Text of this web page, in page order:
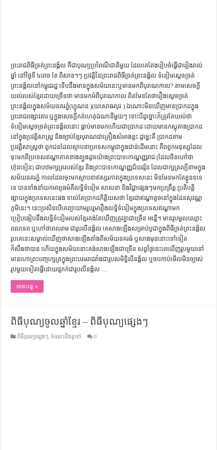
ព្រះរាជពិធីច្រត់ព្រះនង្គ័ល គឺ​ជា​បុណ្យ​ប្រពៃណី​ជាតិ​មួយ ដែល​គេ​តែង​រៀប​ចំ​ធ្វើ​ជា​រៀងរាល់​
ឆ្នាំ នៅ​ថ្ងៃ​ទី ៤រោច ខែ ពិសាខ។ៗ ប្រវត្តិនៃព្រះរាជពិធីច្រត់ព្រះនង្គ័ល ទំនៀមស្ដេចច្រត់
ព្រះនង្គ័លនៅកម្ពុជរដ្ឋ ទើបនឹងមានក្នុងសម័យនេះឬមានមកពីបុរាណកាល? តាមសេចក្ដី
យល់របស់ខ្មែរដោយច្រើនថា មានមកអំពីបុរាណកាល ពិតមែនតែថារឿងស្ដេចច្រត់
ព្រះនង្គ័លក្នុងសម័យនគរភ្នំ(ហ្វូណន )(យសោធរបុរៈ) ឯណោះមិនឃើញមានប្រាកដក្នុង
ព្រះរាជពង្សាវតារ ឬក្នុងសេចក្ដីកត់ហេតុឯណានីមួយៗ ទោះបីដូច្នោះក៏ត្រូវតែយល់ថា
ទំនៀមស្ដេចច្រត់ព្រះនង្គ័លនោះ ធ្លាប់មានមកហើយជាប្រាកដ ដោយមានភស្តុតាងប្រាកដ
នៅក្នុងប្រវត្តិសាស្ត្រ និងច្បាប់ខ្មែរបុរាណជាគ្រឿងសំអាងខ្លះ ដូច្នេះគឺ ប្រាកដតាម
ប្រវត្តិសាស្ត្រថា ពួកជនដែលស្ថាបនាប្រទេសកម្ពុជាក្នុងជាន់ដើមនោះ គឺពពួកមនុស្សដែល
ចុះមកពីប្រទេសឥណ្ឌាភាគខាងត្បូងដូចយ៉ាងព្រះបាទកោណ្ឌញ្ញរាជ (ដែលចិនហៅថា
ហ៊ុនទៀន) ជាបឋមក្សត្ររបស់ខ្មែរ និងព្រះបាទកោណ្ឌញ្ញជ័យវរ្ម័ន ដែលជាក្សត្រល្បីនាមក្នុង
សម័យនគរភ្នំ កាលដែលចុះមកស្ថាបនាឥស្សរភាពក្នុងប្រទេសនេះ មិនមែនមកតែខ្លួនទទេ
ទេ បានទាំងនាំយកអារ្យធម៌គឺលទ្ធិទំនៀម សាសនា និងវិជ្ជាផ្សេងៗមកប្រព្រឹត្ត ប្រតិបត្តិ
ផ្សាយក្នុងប្រទេសនេះផង ទាល់តែប្រាកដកិត្តិយសថា ខ្មែរជាឥណ្ឌាតូចនៅក្នុងដែនសុវណ្ណ
ភូមិនេះ។ នេះប្រសិនបើគេព្យាយាមរួបរួមរឿងលទ្ធិទំនៀមក្នុងប្រទេសឥណ្ឌាមក
ប្រៀបធៀបនឹងលទ្ធិទំនៀមរបស់ខ្មែរគង់តែឃើញត្រូវគ្នាជាច្រើន អន្លើ។ មានរូបមួលឈ្មោះ
ពលទេព ឬហៅថាពលរាម ជារូបលីនង្គ័ល គេសាងឡើងសម្រាប់បូជាក្នុងពិធីច្រត់ព្រះនង្គ័ល
រូបគេនេះសម្គាល់ឃើញថាសាងឡើងតាំងពីសម័យនគរធំ ឬសាងមុននោះទៅទៀត
ក៏សឹងថាបាន ហើយក្នុងសម័យនោះគង់សាងឡើងជាច្រើន សព្វថ្ងៃនេះគេឃើញរូបមួយនៅ
មានហោព្រះបញ្ចក្សេត្រក្នុងព្រះបរមរាជវាំងជារូបសមិទ្ធិលីនង្គ័ល ឬចបកាប់មើលមិនច្បាស់
រូបមួយទៀតធ្វើដោយថ្មភក់ជារូបលីនង្គ័ល …
អានបន្ត »
ពិធីបុណ្យចូលឆ្នាំខ្មែរ – ពិធីបុណ្យផ្សេងៗ
ពិធីបុណ្យផ្សេងៗ ,ចំណេះដឹងទូទៅ 0